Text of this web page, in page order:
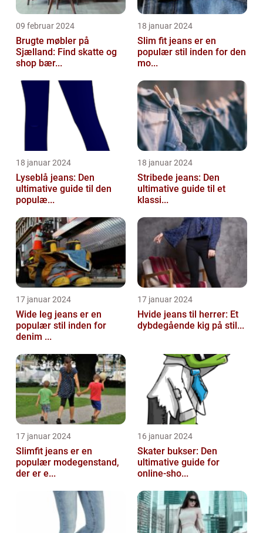
09 februar 2024
Brugte møbler på
Sjælland: Find skatte og
shop bær...
18 januar 2024
Slim fit jeans er en
populær stil inden for den
mo...
18 januar 2024
Lyseblå jeans: Den
ultimative guide til den
populæ...
18 januar 2024
Stribede jeans: Den
ultimative guide til et
klassi...
17 januar 2024
Wide leg jeans er en
populær stil inden for
denim ...
17 januar 2024
Hvide jeans til herrer: Et
dybdegående kig på stil...
17 januar 2024
Slimfit jeans er en
populær modegenstand,
der er e...
16 januar 2024
Skater bukser: Den
ultimative guide for
online-sho...